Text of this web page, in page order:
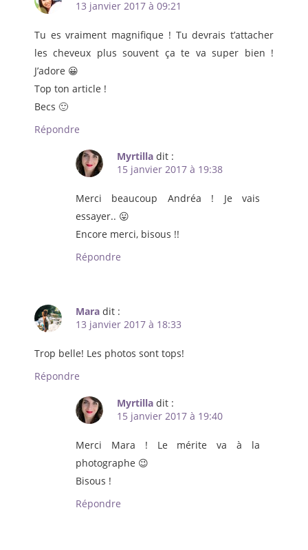
13 janvier 2017 à 09:21
Tu es vraiment magnifique ! Tu devrais t’attacher
les cheveux plus souvent ça te va super bien !
J’adore 😀
Top ton article !
Becs 🙂
Répondre
Myrtilla dit :
15 janvier 2017 à 19:38
Merci beaucoup Andréa ! Je vais
essayer.. 😛
Encore merci, bisous !!
Répondre
Mara dit :
13 janvier 2017 à 18:33
Trop belle! Les photos sont tops!
Répondre
Myrtilla dit :
15 janvier 2017 à 19:40
Merci Mara ! Le mérite va à la
photographe 😉
Bisous !
Répondre